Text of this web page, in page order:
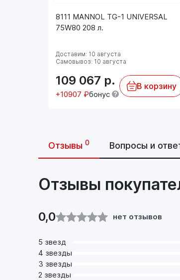
8111 MANNOL TG-1 UNIVERSAL
75W80 208 л.
Доставим: 10 августа
Самовывоз: 10 августа
109 067 р.
+10907 ₽бонус
В корзину
Отзывы 0 Вопросы и
Отзывы
0,0 нет отзывов
5 звезд
4 звезды
3 звезды
2 звезды